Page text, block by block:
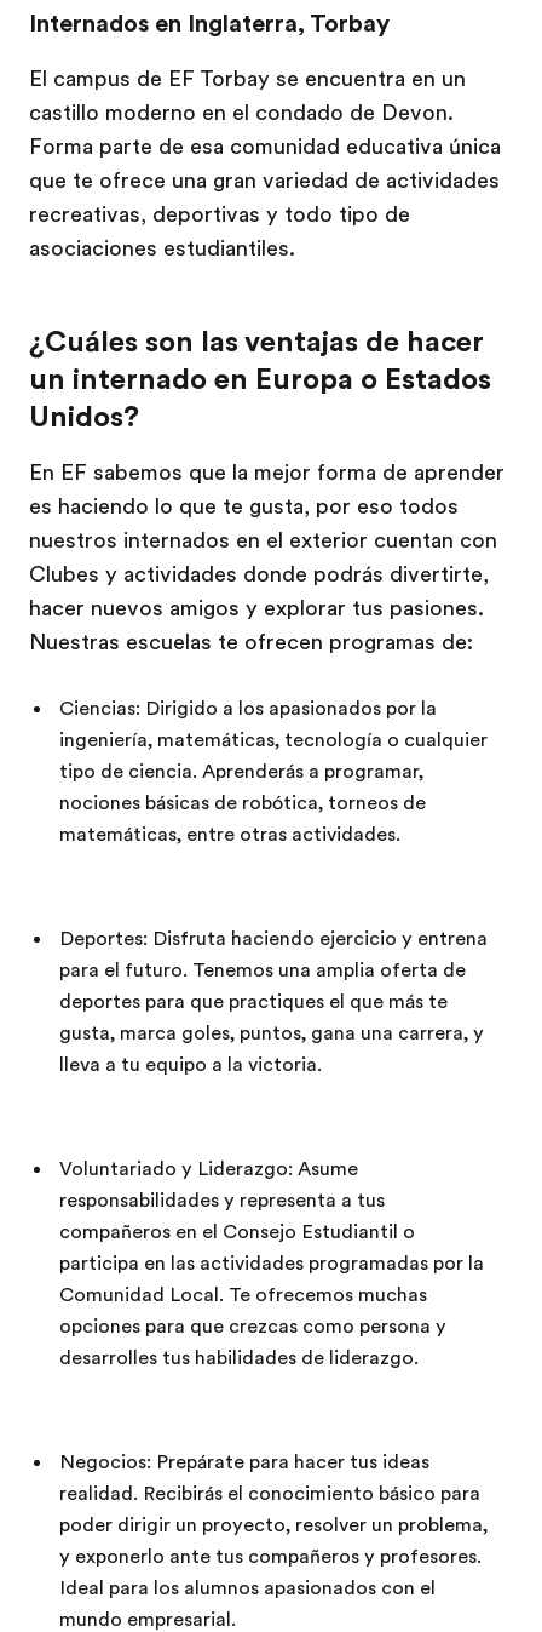
Internados en Inglaterra, Torbay
El campus de EF Torbay se encuentra en un
castillo moderno en el condado de Devon.
Forma parte de esa comunidad educativa única
que te ofrece una gran variedad de actividades
recreativas, deportivas y todo tipo de
asociaciones estudiantiles.
¿Cuáles son las ventajas de hacer
un internado en Europa o Estados
Unidos?
En EF sabemos que la mejor forma de aprender
es haciendo lo que te gusta, por eso todos
nuestros internados en el exterior cuentan con
Clubes y actividades donde podrás divertirte,
hacer nuevos amigos y explorar tus pasiones.
Nuestras escuelas te ofrecen programas de:
Ciencias: Dirigido a los apasionados por la
ingeniería, matemáticas, tecnología o cualquier
tipo de ciencia. Aprenderás a programar,
nociones básicas de robótica, torneos de
matemáticas, entre otras actividades.
Deportes: Disfruta haciendo ejercicio y entrena
para el futuro. Tenemos una amplia oferta de
deportes para que practiques el que más te
gusta, marca goles, puntos, gana una carrera, y
lleva a tu equipo a la victoria.
Voluntariado y Liderazgo: Asume
responsabilidades y representa a tus
compañeros en el Consejo Estudiantil o
participa en las actividades programadas por la
Comunidad Local. Te ofrecemos muchas
opciones para que crezcas como persona y
desarrolles tus habilidades de liderazgo.
Negocios: Prepárate para hacer tus ideas
realidad. Recibirás el conocimiento básico para
poder dirigir un proyecto, resolver un problema,
y exponerlo ante tus compañeros y profesores.
Ideal para los alumnos apasionados con el
mundo empresarial.